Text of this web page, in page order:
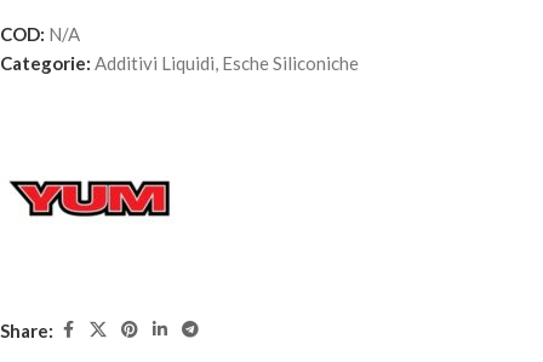
YUM BAIT SPRAY ATTRATTIVO – Crawfish (Gamberi di
Mare)
COD: N/A
Categorie: Additivi Liquidi, Esche Siliconiche
Share: